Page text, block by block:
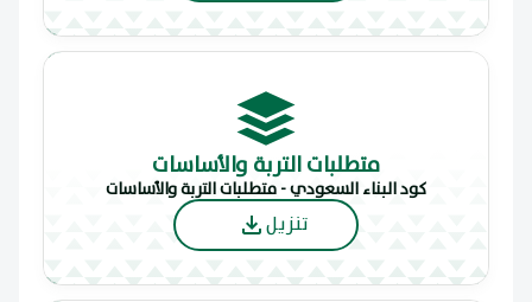
متطلبات التربة والأساسات
كود البناء السعودي - متطلبات التربة والأساسات
تنزيل